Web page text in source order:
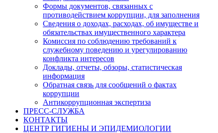
Формы документов, связанных с
противодействием коррупции, для заполнения
Сведения о доходах, расходах, об имуществе и
обязательствах имущественного характера
Комиссия по соблюдению требований к
служебному поведению и урегулированию
конфликта интересов
Доклады, отчеты, обзоры, статистическая
информация
Обратная связь для сообщений о фактах
коррупции
Антикоррупционная экспертиза
ПРЕСС-СЛУЖБА
КОНТАКТЫ
ЦЕНТР ГИГИЕНЫ И ЭПИДЕМИОЛОГИИ